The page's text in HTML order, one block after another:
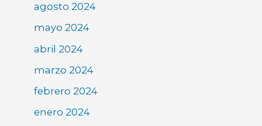
agosto 2024
mayo 2024
abril 2024
marzo 2024
febrero 2024
enero 2024